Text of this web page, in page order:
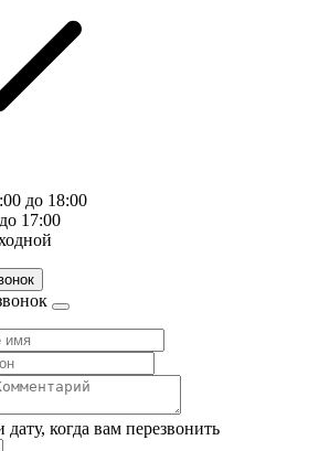
до 18:00
17:00
когда вам перезвонить